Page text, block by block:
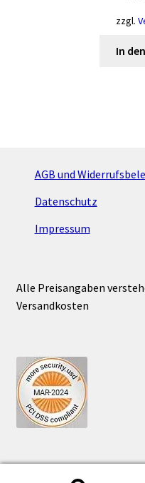
zzgl.
In
AGB und
Datenschutz
Impressum
Alle Preisangaben
Versandkosten